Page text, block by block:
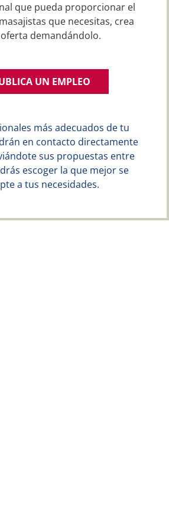
que pueda proporcionar el
que necesitas, crea
demandándolo.
UN EMPLEO
más adecuados de tu
en contacto directamente
sus propuestas entre
escoger la que mejor se
a tus necesidades.